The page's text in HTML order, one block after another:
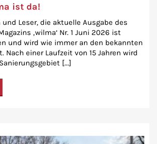
ist da!
und Leser, die aktuelle Ausgabe des
‚wilma‘ Nr. 1 Juni 2026 ist
und wird wie immer an den bekannten
Nach einer Laufzeit von 15 Jahren wird
[...]